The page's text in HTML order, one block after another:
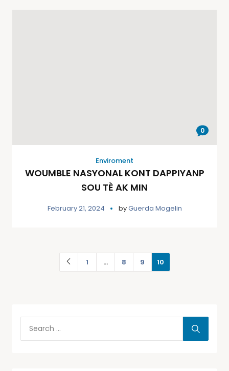
0
Enviroment
WOUMBLE NASYONAL KONT DAPPIYANP
SOU TÈ AK MIN
February 21, 2024 byGuerda Mogelin
1 … 8 9 10